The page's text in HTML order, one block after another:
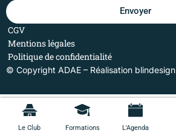
Envoyer
CGV
Mentions légales
Politique de confidentialité
© Copyright ADAE – Réalisation blindesign
Le Club Formations L'Agenda
Le Club Formations L'Agenda